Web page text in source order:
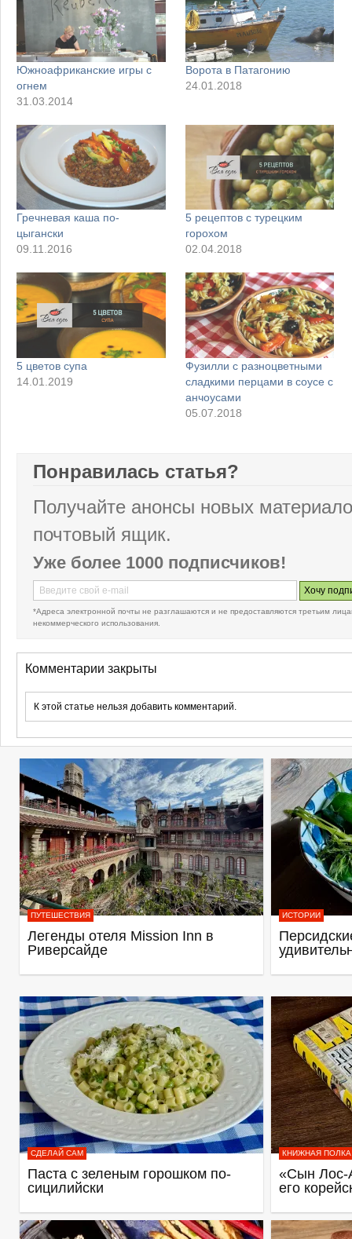
Южноафриканские игры с
огнем
31.03.2014
Ворота в Патагонию
24.01.2018
Гречневая каша по-
цыгански
09.11.2016
5 рецептов с турецким
горохом
02.04.2018
5 цветов супа
14.01.2019
Фузилли с разноцветными
сладкими перцами в соусе с
анчоусами
05.07.2018
Понравилась статья?
Получайте анонсы новых
почтовый ящик.
Уже более 1000 подписчиков!
*Адреса электронной почты не разглашаются и не предоставляются третьим
некоммерческого использования.
Комментарии закрыты
К этой статье нельзя добавить комментарий.
ПУТЕШЕСТВИЯ
Легенды отеля Mission Inn в
Риверсайде
ИСТОРИИ
СДЕЛАЙ САМ
Паста с зеленым горошком по-
сицилийски
КНИЖНАЯ ПОЛКА
«Сын Лос-
его